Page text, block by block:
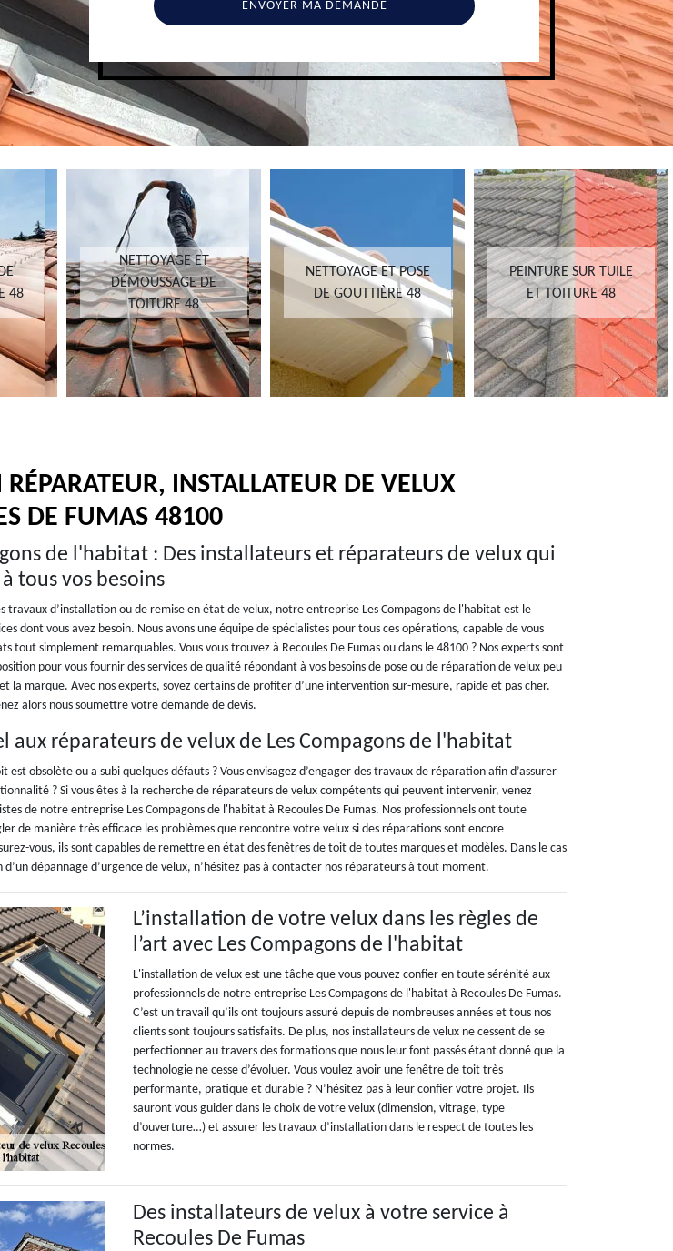
48
NETTOYAGE ET
DÉMOUSSAGE DE
TOITURE 48
NETTOYAGE ET POSE
DE GOUTTIÈRE 48
PEINTURE SUR TUILE
ET TOITURE 48
INSTALLATEUR DE VELUX
DE FUMAS 48100
de l'habitat : Des installateurs et réparateurs de velux qui
tous vos besoins
travaux d’installation ou de remise en état de velux, notre entreprise Les Compagons de l'habitat est le
dont vous avez besoin. Nous avons une équipe de spécialistes pour tous ces opérations, capable de vous
tout simplement remarquables. Vous vous trouvez à Recoules De Fumas ou dans le 48100 ? Nos experts sont
pour vous fournir des services de qualité répondant à vos besoins de pose ou de réparation de velux peu
la marque. Avec nos experts, soyez certains de profiter d’une intervention sur-mesure, rapide et pas cher.
alors nous soumettre votre demande de devis.
aux réparateurs de velux de Les Compagons de l'habitat
est obsolète ou a subi quelques défauts ? Vous envisagez d’engager des travaux de réparation afin d’assurer
? Si vous êtes à la recherche de réparateurs de velux compétents qui peuvent intervenir, venez
de notre entreprise Les Compagons de l'habitat à Recoules De Fumas. Nos professionnels ont toute
de manière très efficace les problèmes que rencontre votre velux si des réparations sont encore
vous, ils sont capables de remettre en état des fenêtres de toit de toutes marques et modèles. Dans le cas
d’un dépannage d’urgence de velux, n’hésitez pas à contacter nos réparateurs à tout moment.
L’installation de votre velux dans les règles de
l’art avec Les Compagons de l'habitat
L'installation de velux est une tâche que vous pouvez confier en toute sérénité aux
professionnels de notre entreprise Les Compagons de l'habitat à Recoules De Fumas.
C’est un travail qu’ils ont toujours assuré depuis de nombreuses années et tous nos
clients sont toujours satisfaits. De plus, nos installateurs de velux ne cessent de se
perfectionner au travers des formations que nous leur font passés étant donné que la
technologie ne cesse d’évoluer. Vous voulez avoir une fenêtre de toit très
performante, pratique et durable ? N’hésitez pas à leur confier votre projet. Ils
sauront vous guider dans le choix de votre velux (dimension, vitrage, type
d’ouverture…) et assurer les travaux d’installation dans le respect de toutes les
normes.
Des installateurs de velux à votre service à
Recoules De Fumas